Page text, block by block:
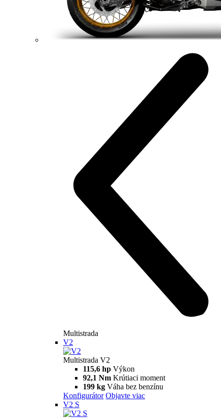
Streetfighter V4 S
214 hp Výkon
120 Nm Krútiaci moment
189 kg Váha bez benzínu